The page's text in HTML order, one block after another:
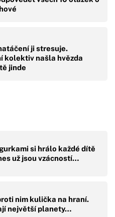
ji stresuje.
kolektiv našla hvězda
jinde
si hrálo každé dítě
už jsou vzácností…
nim kulička na hraní.
největší planety…